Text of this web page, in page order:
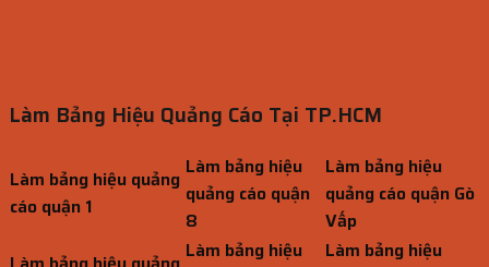
Làm Bảng Hiệu Quảng Cáo Tại TP.HCM
Làm bảng hiệu quảng
cáo quận 1
Làm bảng hiệu
quảng cáo quận
8
Làm bảng hiệu
quảng cáo quận Gò
Vấp
Làm bảng hiệu
Làm bảng hiệu